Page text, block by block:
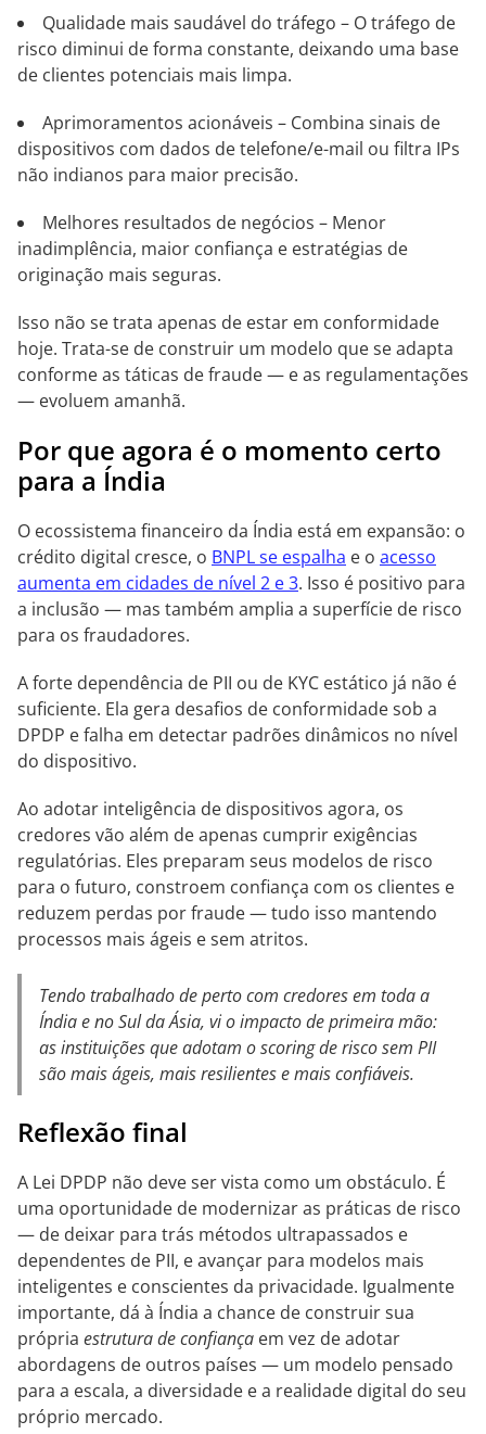
Qualidade mais saudável do tráfego – O tráfego de
risco diminui de forma constante, deixando uma base
de clientes potenciais mais limpa.
Aprimoramentos acionáveis – Combina sinais de
dispositivos com dados de telefone/e-mail ou filtra IPs
não indianos para maior precisão.
Melhores resultados de negócios – Menor
inadimplência, maior confiança e estratégias de
originação mais seguras.
Isso não se trata apenas de estar em conformidade
hoje. Trata-se de construir um modelo que se adapta
conforme as táticas de fraude — e as regulamentações
— evoluem amanhã.
Por que agora é o momento certo
para a Índia
O ecossistema financeiro da Índia está em expansão: o
crédito digital cresce, o BNPL se espalha e o acesso
aumenta em cidades de nível 2 e 3. Isso é positivo para
a inclusão — mas também amplia a superfície de risco
para os fraudadores.
A forte dependência de PII ou de KYC estático já não é
suficiente. Ela gera desafios de conformidade sob a
DPDP e falha em detectar padrões dinâmicos no nível
do dispositivo.
Ao adotar inteligência de dispositivos agora, os
credores vão além de apenas cumprir exigências
regulatórias. Eles preparam seus modelos de risco
para o futuro, constroem confiança com os clientes e
reduzem perdas por fraude — tudo isso mantendo
processos mais ágeis e sem atritos.
Tendo trabalhado de perto com credores em toda a
Índia e no Sul da Ásia, vi o impacto de primeira mão:
as instituições que adotam o scoring de risco sem PII
são mais ágeis, mais resilientes e mais confiáveis.
Reflexão final
A Lei DPDP não deve ser vista como um obstáculo. É
uma oportunidade de modernizar as práticas de risco
— de deixar para trás métodos ultrapassados e
dependentes de PII, e avançar para modelos mais
inteligentes e conscientes da privacidade. Igualmente
importante, dá à Índia a chance de construir sua
própria estrutura de confiança em vez de adotar
abordagens de outros países — um modelo pensado
para a escala, a diversidade e a realidade digital do seu
próprio mercado.